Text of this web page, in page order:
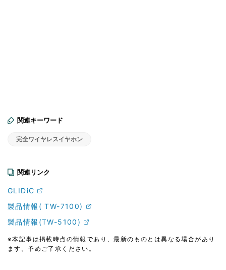
関連キーワード
完全ワイヤレスイヤホン
関連リンク
GLIDiC
製品情報( TW-7100)
製品情報(TW-5100)
※本記事は掲載時点の情報であり、最新のものとは異なる場合があり
ます。予めご了承ください。